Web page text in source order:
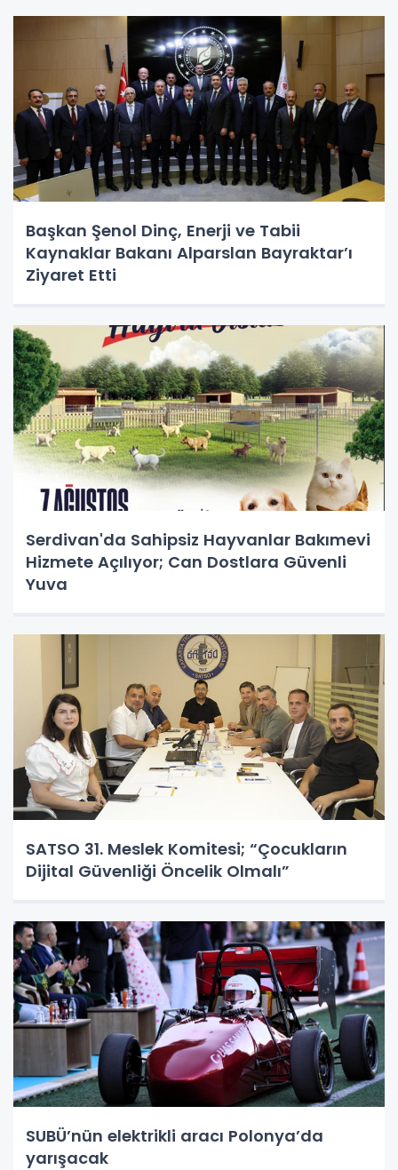
Başkan Şenol Dinç, Enerji ve Tabii
Kaynaklar Bakanı Alparslan Bayraktar’ı
Ziyaret Etti
Serdivan'da Sahipsiz Hayvanlar Bakımevi
Hizmete Açılıyor; Can Dostlara Güvenli
Yuva
SATSO 31. Meslek Komitesi; “Çocukların
Dijital Güvenliği Öncelik Olmalı”
SUBÜ’nün elektrikli aracı Polonya’da
yarışacak